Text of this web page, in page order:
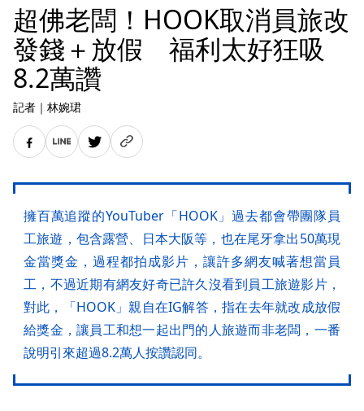
超佛老闆！HOOK取消員旅改
發錢＋放假 福利太好狂吸
8.2萬讚
記者 ｜ 林婉珺
擁百萬追蹤的YouTuber「HOOK」過去都會帶團隊員
工旅遊，包含露營、日本大阪等，也在尾牙拿出50萬現
金當獎金，過程都拍成影片，讓許多網友喊著想當員
工，不過近期有網友好奇已許久沒看到員工旅遊影片，
對此，「HOOK」親自在IG解答，指在去年就改成放假
給獎金，讓員工和想一起出門的人旅遊而非老闆，一番
說明引來超過8.2萬人按讚認同。